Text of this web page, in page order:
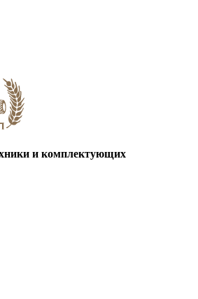
и комплектующих